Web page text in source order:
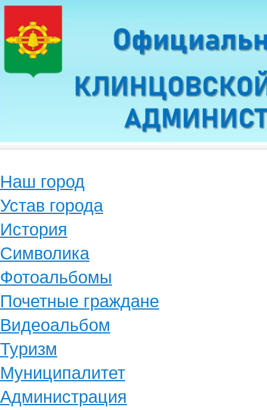
Наш город
Устав города
История
Символика
Фотоальбомы
Почетные граждане
Видеоальбом
Туризм
Муниципалитет
Администрация